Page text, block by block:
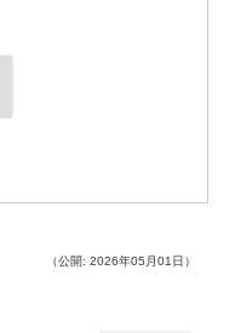
（公開: 2026年05月01日）